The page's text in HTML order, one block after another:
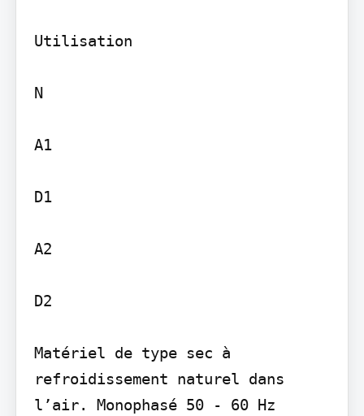
Utilisation
N
A1
D1
A2
D2
Matériel de type sec à
refroidissement naturel dans
l’air. Monophasé 50 - 60 Hz